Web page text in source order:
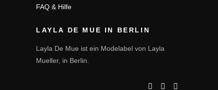
FAQ & Hilfe
LAYLA DE MUE IN BERLIN
Layla De Mue ist ein Modelabel von Layla
Mueller, in Berlin.